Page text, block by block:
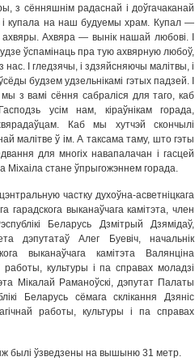
з сённяшнім радаснай і доўгачаканай
купала на наш будуемы храм. Купал —
Ахвяра — вынік нашай любові. І
ўспамінаць пра тую ахвярную любоў,
І гледзячы, і здзяйсняючы малітвы, і
будзем удзельнікамі гэтых падзей. І
з вамі сёння сабраліся для таго, каб
усім нам, кіраўнікам горада,
Каб мы хутчэй скончылі
малітве ў ім. А таксама таму, што гэты
для многіх навапалачан і гасцей
Міхаіла стане ўпрыгожэннем горада.
частку духоўна-асветніцкага
гарадскога выканаўчага камітэта, член
Беларусь Дзмітрый Дзямідаў,
дэпутатаў Алег Буевіч, начальнік
выканаўчага камітэта Валянціна
работы, культуры і па справах моладзі
Мікалай Раманоўскі, дэпутат Палаты
Беларусь сёмага склікання Дзяніс
работы, культуры і па справах
былі ўзведзены на вышыню 31 метр.